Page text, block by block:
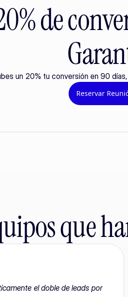
de
un 20% tu conversión en 90
Reservar
que
el doble de leads por